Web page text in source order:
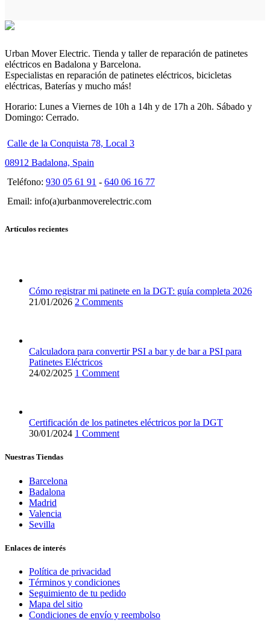
Urban Mover Electric. Tienda y taller de reparación de patinetes
eléctricos en Badalona y Barcelona.
Especialistas en reparación de patinetes eléctricos, bicicletas
eléctricas, Baterías y mucho más!
Horario: Lunes a Viernes de 10h a 14h y de 17h a 20h. Sábado y
Domingo: Cerrado.
Calle de la Conquista 78, Local 3
08912 Badalona, Spain
Teléfono: 930 05 61 91 - 640 06 16 77
Email: info(a)urbanmoverelectric.com
Artículos recientes
Cómo registrar mi patinete en la DGT: guía completa 2026
21/01/2026 2 Comments
Calculadora para convertir PSI a bar y de bar a PSI para
Patinetes Eléctricos
24/02/2025 1 Comment
Certificación de los patinetes eléctricos por la DGT
30/01/2024 1 Comment
Nuestras Tiendas
Barcelona
Badalona
Madrid
Valencia
Sevilla
Enlaces de interés
Política de privacidad
Términos y condiciones
Seguimiento de tu pedido
Mapa del sitio
Condiciones de envío y reembolso